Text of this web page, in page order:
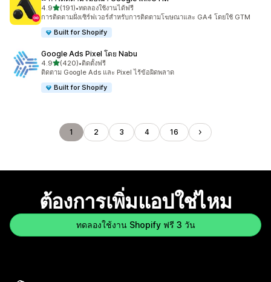
4.9เต็ม 5 ดาว
(191)
ทั้งหมด 191 รีวิว
•ทดลองใช้งานได้ฟรี
การติดตามฝั่งเซิร์ฟเวอร์สำหรับการติดตามโฆษณาและ GA4 โดยใช้ GTM
Built for Shopify
Google Ads Pixel โดย Nabu
4.9เต็ม 5 ดาว
(420)
ทั้งหมด 420 รีวิว
•ติดตั้งฟรี
ติดตาม Google Ads และ Pixel ไร้ข้อผิดพลาด
Built for Shopify
1 2 3 4 16
ต้องการเพิ่มแอปใช่ไหม
ทดลองใช้งาน Shopify ฟรี 3 วัน